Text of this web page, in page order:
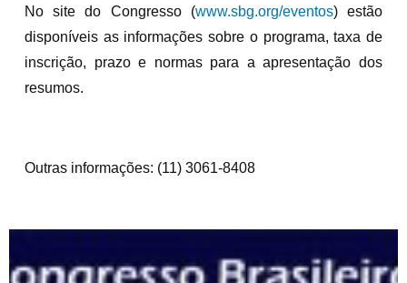
No site do Congresso (www.sbg.org/eventos) estão
disponíveis as informações sobre o programa, taxa de
inscrição, prazo e normas para a apresentação dos
resumos.
Outras informações: (11) 3061-8408